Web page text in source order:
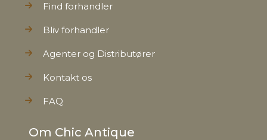
Find forhandler
Bliv forhandler
Agenter og Distributører
Kontakt os
FAQ
Om Chic Antique